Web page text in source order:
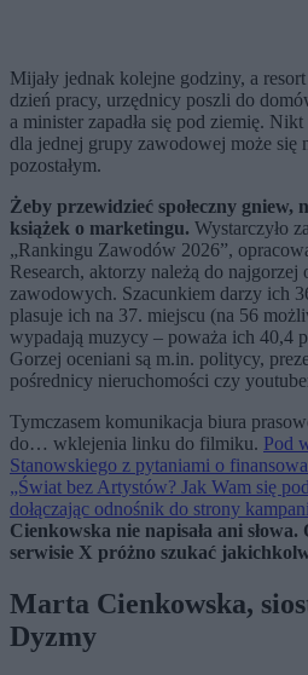
Mijały jednak kolejne godziny, a
dzień pracy, urzędnicy poszli do
a minister zapadła się pod ziemię.
dla jednej grupy zawodowej może się
pozostałym.
Żeby przewidzieć społeczny gniew,
książek o marketingu. Wystarczyło
„Rankingu Zawodów 2026”,
Research, aktorzy należą do najgorzej
zawodowych. Szacunkiem darzy ich
plasuje ich na 37. miejscu (na 56
wypadają muzycy – poważa ich 40,4
Gorzej oceniani są m.in. politycy,
pośrednicy nieruchomości czy
Tymczasem komunikacja biura
do… wklejenia linku do filmiku. Pod
Stanowskiego z pytaniami o
„Świat bez Artystów? Jak Wam się
dołączając odnośnik do strony
Cienkowska nie napisała ani
serwisie X próżno szukać
Marta Cienkowska,
Dyzmy